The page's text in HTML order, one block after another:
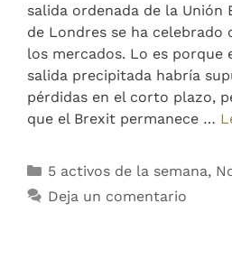
salida ordenada de la Unión
de Londres se ha celebrado
los mercados. Lo es porque
salida precipitada habría
pérdidas en el corto plazo,
que el Brexit permanece …
5 activos de la semana,
Deja un comentario